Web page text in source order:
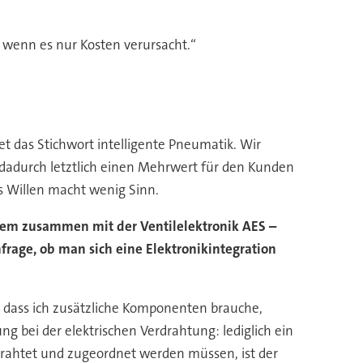
es nur Kosten verursacht.“
das Stichwort intelligente Pneumatik. Wir
letztlich einen Mehrwert für den Kunden
Willen macht wenig Sinn.
zusammen mit der Ventilelektronik AES –
ob man sich eine Elektronikintegration
ich zusätzliche Komponenten brauche,
bei der elektrischen Verdrahtung: lediglich ein
und zugeordnet werden müssen, ist der